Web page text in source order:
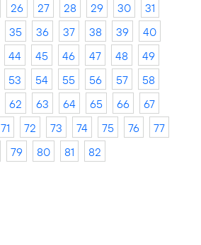
26 27 28 29 30
31
35 36 37 38 39
40
44 45 46 47 48
49
53 54 55 56 57
58
62 63 64 65 66
67
71 72 73 74 75 76
77
79 80 81 82